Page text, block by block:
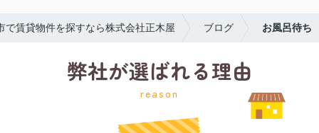
で賃貸物件を探すなら株式会社正木屋 ブログ お風呂待ち
弊社が選ばれる理由
reason